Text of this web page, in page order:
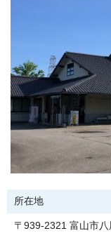
所在地
〒939-2321 富山市